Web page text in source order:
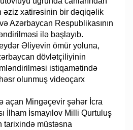
əziz xatirəsinin bir dəqiqəlik
Azərbaycan Respublikasının
ilə başlayıb.
Əliyevin ömür yoluna,
dövlətçiliyinin
istiqamətində
olunmuş videoçarx
açan Mingəçevir şəhər İcra
İlham İsmayılov Milli Qurtuluş
tarixində müstəsna